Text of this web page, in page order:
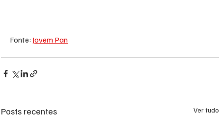
Fonte: Jovem Pan
Posts recentes Ver tudo